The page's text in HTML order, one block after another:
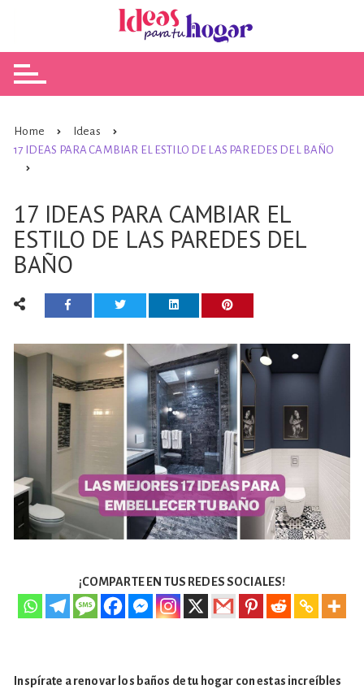
Home
Ideas
17 IDEAS PARA CAMBIAR EL ESTILO DE LAS PAREDES DEL BAÑO
17 IDEAS PARA CAMBIAR EL
ESTILO DE LAS PAREDES DEL
BAÑO
¡COMPARTE EN TUS REDES SOCIALES!
Inspírate a renovar los baños de tu hogar con estas increíbles